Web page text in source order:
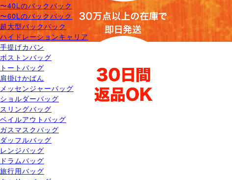
〜40Lのバックパック
〜60Lのバックパック
超大型バックパック
ハイドレーションキャリア
手提げカバン
ボストンバッグ
トートバッグ
肩掛けかばん
メッセンジャーバッグ
ショルダーバッグ
スリングバッグ
ベイルアウトバッグ
ガスマスクバッグ
ダッフルバッグ
レンジバッグ
ドラムバッグ
旅行用バッグ